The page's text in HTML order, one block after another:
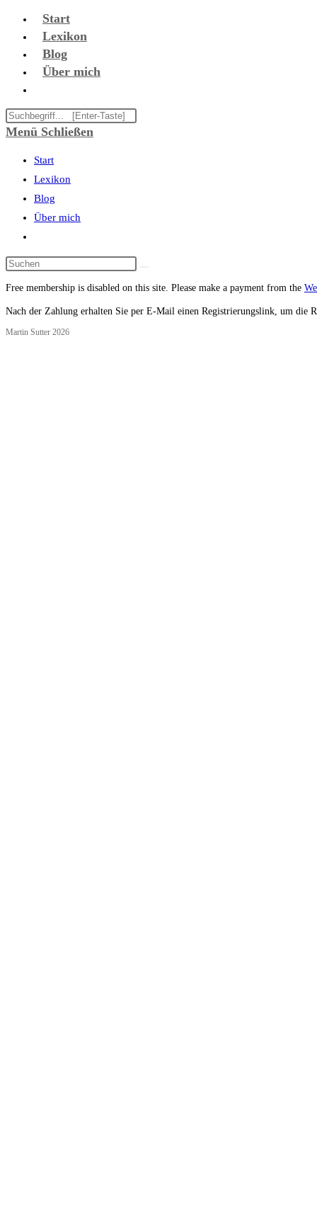
Zum
Start
Lexikon
Blog
Über mich
Suche
umschalten
Diese
Website
Menü Schließen
Start
Lexikon
Blog
Über mich
Suche
umschalten
Free membership is disabled on this site. Please make a payment from the
Nach der Zahlung erhalten Sie per E-Mail einen Registrierungslink, um die
Martin Sutter 2026